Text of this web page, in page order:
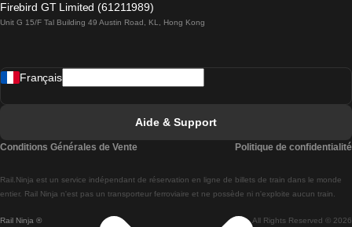
Trains de Lisbonne à Madrid
Trains de Lisbonne à Braga
Trains de Braga à Lisbonne
Firebird GT Limited (61211989)
Unit G 15/F Tal Building 49 Austin Road, KL, Hong Kong
Rail Ninja ® All Rights Reserved © 2026
Rail.Ninja est un service indépendant de réservation en ligne de billets de train dans le monde
entier. Rail Ninja n'est pas un transporteur ferroviaire et ne possède ni n'exploite aucun train.
Français
Aide & Support
Conditions Générales de Vente Politique de confidentialité